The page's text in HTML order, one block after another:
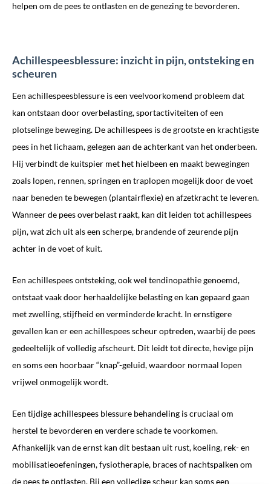
helpen om de pees te ontlasten en de genezing te bevorderen.
Achillespeesblessure: inzicht in pijn, ontsteking en
scheuren
Een achillespeesblessure is een veelvoorkomend probleem dat
kan ontstaan door overbelasting, sportactiviteiten of een
plotselinge beweging. De achillespees is de grootste en krachtigste
pees in het lichaam, gelegen aan de achterkant van het onderbeen.
Hij verbindt de kuitspier met het hielbeen en maakt bewegingen
zoals lopen, rennen, springen en traplopen mogelijk door de voet
naar beneden te bewegen (plantairflexie) en afzetkracht te leveren.
Wanneer de pees overbelast raakt, kan dit leiden tot achillespees
pijn, wat zich uit als een scherpe, brandende of zeurende pijn
achter in de voet of kuit.
Een achillespees ontsteking, ook wel tendinopathie genoemd,
ontstaat vaak door herhaaldelijke belasting en kan gepaard gaan
met zwelling, stijfheid en verminderde kracht. In ernstigere
gevallen kan er een achillespees scheur optreden, waarbij de pees
gedeeltelijk of volledig afscheurt. Dit leidt tot directe, hevige pijn
en soms een hoorbaar “knap”-geluid, waardoor normaal lopen
vrijwel onmogelijk wordt.
Een tijdige achillespees blessure behandeling is cruciaal om
herstel te bevorderen en verdere schade te voorkomen.
Afhankelijk van de ernst kan dit bestaan uit rust, koeling, rek- en
mobilisatieoefeningen, fysiotherapie, braces of nachtspalken om
de pees te ontlasten. Bij een volledige scheur kan soms een